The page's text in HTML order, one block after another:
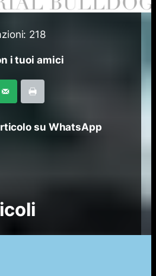
218
i tuoi amici
su WhatsApp